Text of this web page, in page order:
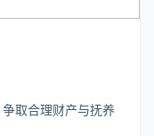
取合理财产与抚养